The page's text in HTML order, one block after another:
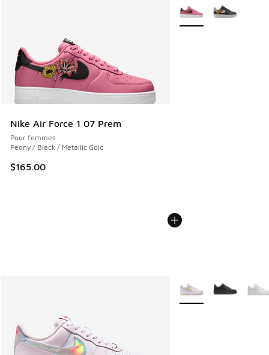
Nike Air Force 1 07 Prem
Pour femmes
Peony / Black / Metallic Gold
$165.00
Plus de couleurs
Plus de couleurs